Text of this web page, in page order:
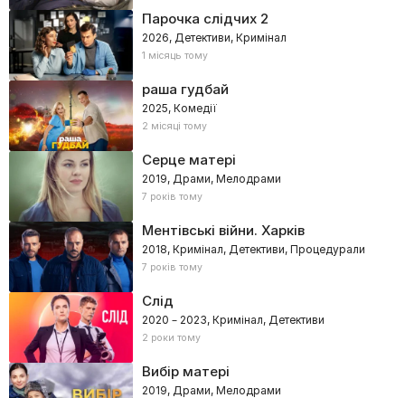
Парочка слідчих 2
2026, Детективи, Кримінал
1 місяць тому
раша гудбай
2025, Комедії
2 місяці тому
Серце матері
2019, Драми, Мелодрами
7 років тому
Ментівські війни. Харків
2018, Кримінал, Детективи, Процедурали
7 років тому
Слід
2020 – 2023, Кримінал, Детективи
2 роки тому
Вибір матері
2019, Драми, Мелодрами